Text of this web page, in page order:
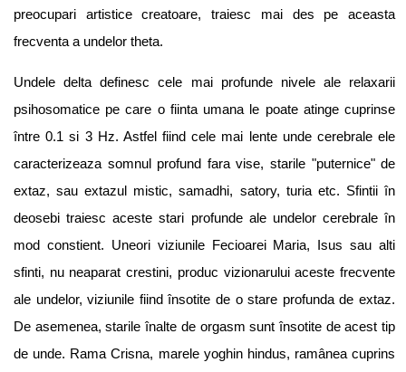
preocupari artistice creatoare, traiesc mai des pe aceasta
frecventa a undelor theta.
Undele delta definesc cele mai profunde nivele ale relaxarii
psihosomatice pe care o fiinta umana le poate atinge cuprinse
între 0.1 si 3 Hz. Astfel fiind cele mai lente unde cerebrale ele
caracterizeaza somnul profund fara vise, starile "puternice" de
extaz, sau extazul mistic, samadhi, satory, turia etc. Sfintii în
deosebi traiesc aceste stari profunde ale undelor cerebrale în
mod constient. Uneori viziunile Fecioarei Maria, Isus sau alti
sfinti, nu neaparat crestini, produc vizionarului aceste frecvente
ale undelor, viziunile fiind însotite de o stare profunda de extaz.
De asemenea, starile înalte de orgasm sunt însotite de acest tip
de unde. Rama Crisna, marele yoghin hindus, ramânea cuprins